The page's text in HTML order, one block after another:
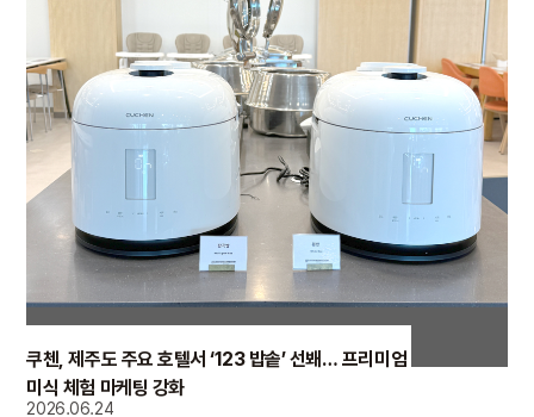
쿠첸, 제주도 주요 호텔서 ‘123 밥솥’ 선봬… 프리미엄
미식 체험 마케팅 강화
2026.06.24